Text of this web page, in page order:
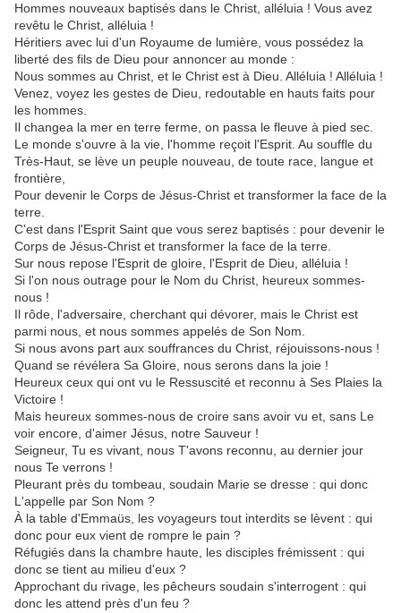
Hommes nouveaux baptisés dans le Christ, alléluia ! Vous avez
revêtu le Christ, alléluia !
Héritiers avec lui d'un Royaume de lumière, vous possédez la
liberté des fils de Dieu pour annoncer au monde :
Nous sommes au Christ, et le Christ est à Dieu. Alléluia ! Alléluia !
Venez, voyez les gestes de Dieu, redoutable en hauts faits pour
les hommes.
Il changea la mer en terre ferme, on passa le fleuve à pied sec.
Le monde s'ouvre à la vie, l'homme reçoit l'Esprit. Au souffle du
Très-Haut, se lève un peuple nouveau, de toute race, langue et
frontière,
Pour devenir le Corps de Jésus-Christ et transformer la face de la
terre.
C'est dans l'Esprit Saint que vous serez baptisés : pour devenir le
Corps de Jésus-Christ et transformer la face de la terre.
Sur nous repose l'Esprit de gloire, l'Esprit de Dieu, alléluia !
Si l'on nous outrage pour le Nom du Christ, heureux sommes-
nous !
Il rôde, l'adversaire, cherchant qui dévorer, mais le Christ est
parmi nous, et nous sommes appelés de Son Nom.
Si nous avons part aux souffrances du Christ, réjouissons-nous !
Quand se révélera Sa Gloire, nous serons dans la joie !
Heureux ceux qui ont vu le Ressuscité et reconnu à Ses Plaies la
Victoire !
Mais heureux sommes-nous de croire sans avoir vu et, sans Le
voir encore, d'aimer Jésus, notre Sauveur !
Seigneur, Tu es vivant, nous T'avons reconnu, au dernier jour
nous Te verrons !
Pleurant près du tombeau, soudain Marie se dresse : qui donc
L'appelle par Son Nom ?
À la table d'Emmaüs, les voyageurs tout interdits se lèvent : qui
donc pour eux vient de rompre le pain ?
Réfugiés dans la chambre haute, les disciples frémissent : qui
donc se tient au milieu d'eux ?
Approchant du rivage, les pêcheurs soudain s'interrogent : qui
donc les attend près d'un feu ?